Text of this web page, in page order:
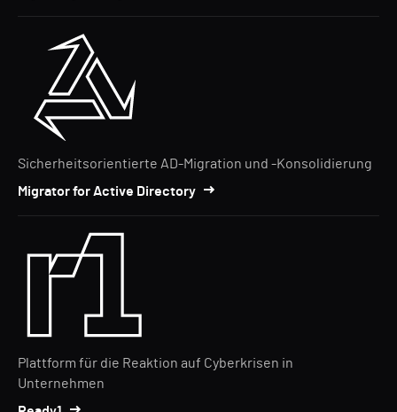
Sicherheitsorientierte AD-Migration und -Konsolidierung
Migrator for Active Directory
Plattform für die Reaktion auf Cyberkrisen in
Unternehmen